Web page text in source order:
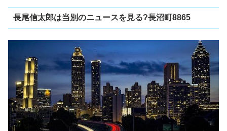
長尾信太郎は当別のニュースを見る?長沼町8865